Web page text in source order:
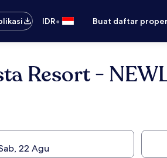
IDR• Buat daftar
Resort -